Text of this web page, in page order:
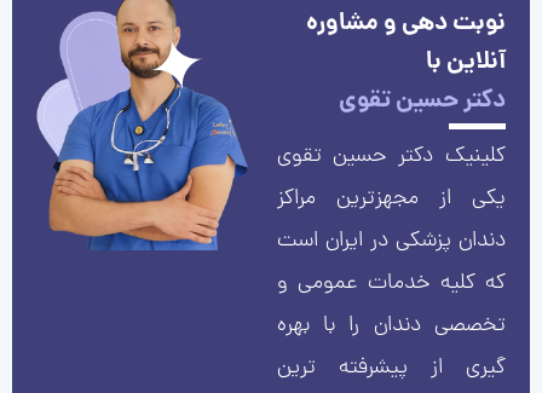
نوبت دهی و مشاوره
آنلاین با
دکتر حسین تقوی
کلینیک دکتر حسین تقوی
یکی از مجهزترین مراکز
دندان پزشکی در ایران است
که کلیه خدمات عمومی و
تخصصی دندان را با بهره
گیری از پیشرفته ترین